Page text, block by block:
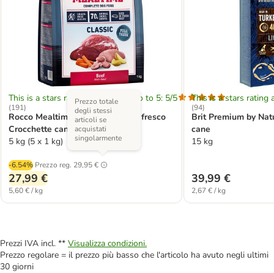
This is a stars rating area from zero to 5: 5/5
(191)
Rocco Mealtime - ricco di Manzo fresco
Crocchette cane
5 kg (5 x 1 kg)
-6.54% Prezzo reg. 29,95 €
Prezzo totale
degli stessi
articoli se
acquistati
singolarmente
27,99 €
5,60 € / kg
This is a stars rating
(94)
Brit Premium by
cane
15 kg
39,99 €
2,67 € / kg
Prezzi IVA incl. ** Visualizza condizioni.
Prezzo regolare = il prezzo più basso che l'articolo ha avuto negli ultimi
30 giorni